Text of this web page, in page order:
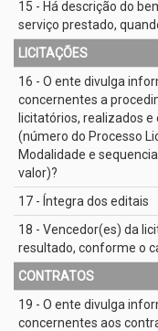
15 - Há descrição do
serviço prestado,
LICITAÇÕES
16 - O ente divulga
concernentes a
licitatórios, realizados
(número do Processo
Modalidade e
valor)?
17 - Íntegra dos editais
18 - Vencedor(es) da
resultado, conforme o
CONTRATOS
19 - O ente divulga
concernentes aos